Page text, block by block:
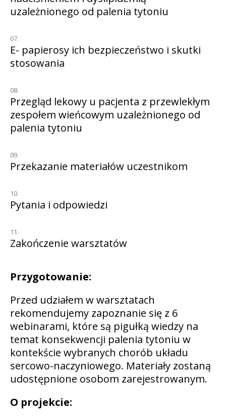
uzależnionego od palenia tytoniu
E- papierosy ich bezpieczeństwo i skutki
stosowania
Przegląd lekowy u pacjenta z przewlekłym
zespołem wieńcowym uzależnionego od
palenia tytoniu
Przekazanie materiałów uczestnikom
Pytania i odpowiedzi
Zakończenie warsztatów
Przygotowanie:
Przed udziałem w warsztatach
rekomendujemy zapoznanie się z 6
webinarami, które są pigułką wiedzy na
temat konsekwencji palenia tytoniu w
kontekście wybranych chorób układu
sercowo-naczyniowego. Materiały zostaną
udostępnione osobom zarejestrowanym.
O projekcie: